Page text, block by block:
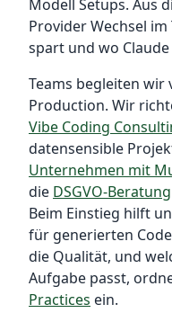
Modell Setups. Aus
Provider Wechsel
spart und wo
Teams begleiten wir
Production. Wir
Vibe Coding
datensensible
Unternehmen mit
die DSGVO-Beratung
Beim Einstieg hilft
für generierten
die Qualität, und
Aufgabe passt,
Practices ein.